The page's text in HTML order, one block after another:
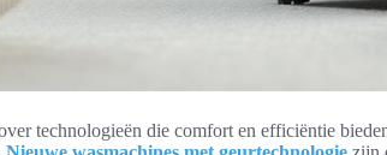
technologieën die comfort en efficiëntie